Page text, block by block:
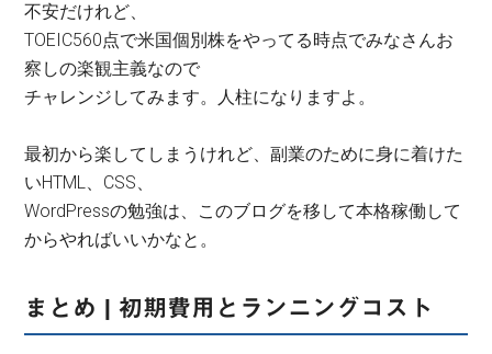
不安だけれど、
TOEIC560点で米国個別株をやってる時点でみなさんお
察しの楽観主義なので
チャレンジしてみます。人柱になりますよ。
最初から楽してしまうけれど、副業のために身に着けた
いHTML、CSS、
WordPressの勉強は、このブログを移して本格稼働して
からやればいいかなと。
まとめ | 初期費用とランニングコスト